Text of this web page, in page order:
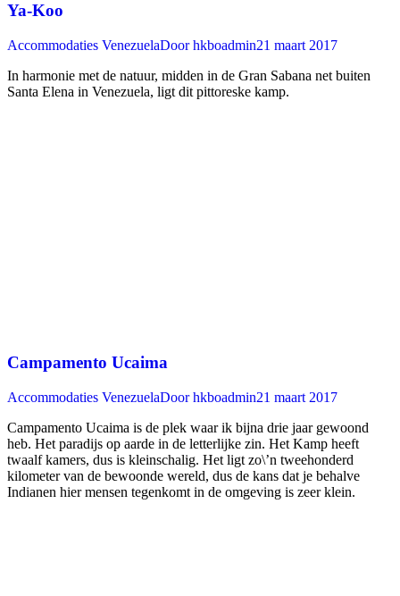
Ya-Koo
Accommodaties VenezuelaDoorhkboadmin21 maart 2017
In harmonie met de natuur, midden in de Gran Sabana net buiten
Santa Elena in Venezuela, ligt dit pittoreske kamp.
Campamento Ucaima
Accommodaties VenezuelaDoorhkboadmin21 maart 2017
Campamento Ucaima is de plek waar ik bijna drie jaar gewoond
heb. Het paradijs op aarde in de letterlijke zin. Het Kamp heeft
twaalf kamers, dus is kleinschalig. Het ligt zo\’n tweehonderd
kilometer van de bewoonde wereld, dus de kans dat je behalve
Indianen hier mensen tegenkomt in de omgeving is zeer klein.